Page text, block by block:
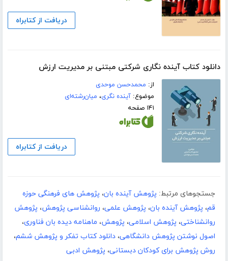
دریافت از کتابراه
دانلود کتاب آینده نگاری شرکتی مبتنی بر مدیریت ارزش
از: محمدحسن موحدی
موضوع:آینده نگری، میان‌رشته‌ای
۱۴۱ صفحه
دریافت از کتابراه
جستجوهای مرتبط: پژوهش آینده بان، پژوهش های فرهنگی حوزه
قم، پژوهش آینده بان، پژوهش علمی، روانشناسی پژوهش، پژوهش
روانشناختی، پژوهش اسلامی، پژوهش، ماهنامه دیده بان فناوری،
اصول نوشتن پژوهش دانشگاهی، دانلود کتاب تفکر و پژوهش ششم،
روش پژوهش برای کودکان دبستانی، پژوهش ادبی